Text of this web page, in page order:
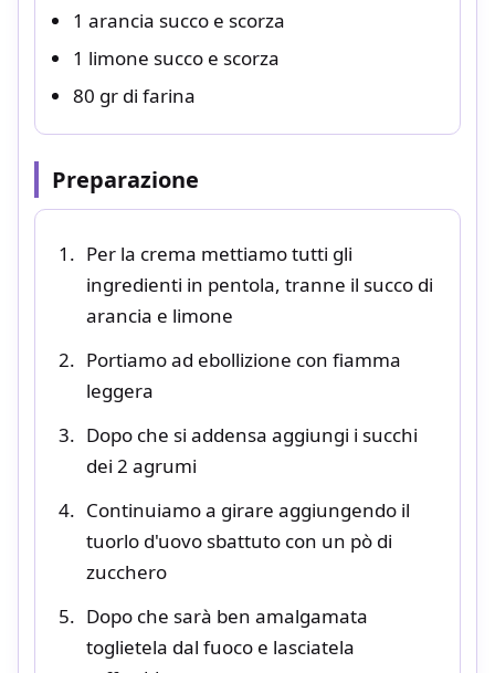
1 arancia succo e scorza
1 limone succo e scorza
80 gr di farina
Preparazione
Per la crema mettiamo tutti gli
ingredienti in pentola, tranne il succo di
arancia e limone
Portiamo ad ebollizione con fiamma
leggera
Dopo che si addensa aggiungi i succhi
dei 2 agrumi
Continuiamo a girare aggiungendo il
tuorlo d'uovo sbattuto con un pò di
zucchero
Dopo che sarà ben amalgamata
toglietela dal fuoco e lasciatela